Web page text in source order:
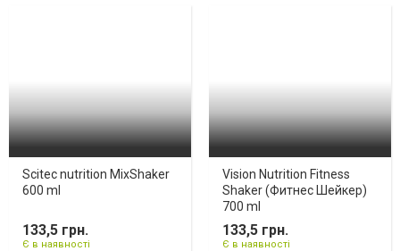
Scitec nutrition MixShaker
600 ml
133,5 грн.
Є в наявності
Vision Nutrition Fitness
Shaker (Фитнес Шейкер)
700 ml
133,5 грн.
Є в наявності